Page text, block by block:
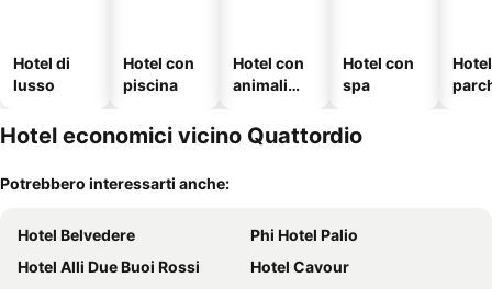
Hotel di
lusso
Hotel con
piscina
Hotel con
animali
Hotel con
spa
Hotel economici vicino Quattordio
Potrebbero interessarti anche:
Hotel Belvedere
Phi Hotel Palio
Hotel Alli Due Buoi Rossi
Hotel Cavour